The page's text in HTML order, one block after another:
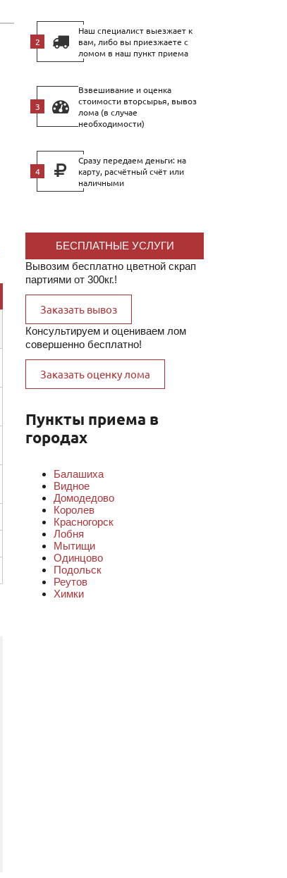
Наш специалист выезжает к
вам, либо вы приезжаете с
ломом в наш пункт приема
Взвешивание и оценка
стоимости вторсырья, вывоз
лома (в случае
необходимости)
Сразу передаем деньги: на
карту, расчётный счёт или
наличными
БЕСПЛАТНЫЕ УСЛУГИ
Вывозим бесплатно цветной скрап
партиями от 300кг.!
Заказать вывоз
Консультируем и оцениваем лом
совершенно бесплатно!
Заказать оценку лома
Пункты приема в
городах
Балашиха
Видное
Домодедово
Королев
Красногорск
Лобня
Мытищи
Одинцово
Подольск
Реутов
Химки